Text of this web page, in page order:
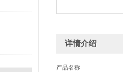
详情介绍
产品名称